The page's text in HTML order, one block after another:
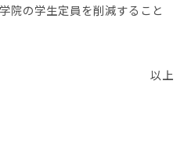
院の学生定員を削減すること
以上